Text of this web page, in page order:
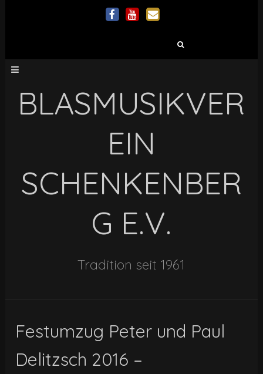
BLASMUSIKVER
EIN
SCHENKENBER
G E.V.
Tradition seit 1961
Festumzug Peter und Paul
Delitzsch 2016 –